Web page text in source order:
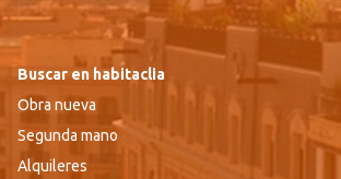
Buscar en habitaclia
Obra nueva
Segunda mano
Alquileres